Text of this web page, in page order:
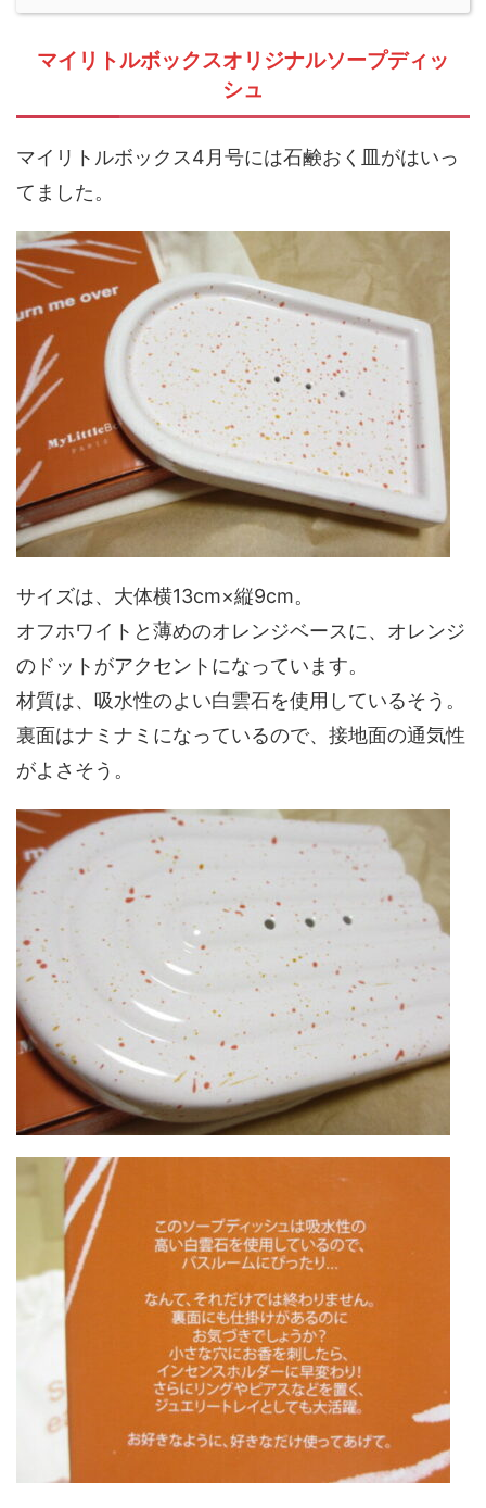
マイリトルボックスオリジナルソープディッ
シュ
マイリトルボックス4月号には石鹸おく皿がはいっ
てました。
サイズは、大体横13cm×縦9cm。
オフホワイトと薄めのオレンジベースに、オレンジ
のドットがアクセントになっています。
材質は、吸水性のよい白雲石を使用しているそう。
裏面はナミナミになっているので、接地面の通気性
がよさそう。